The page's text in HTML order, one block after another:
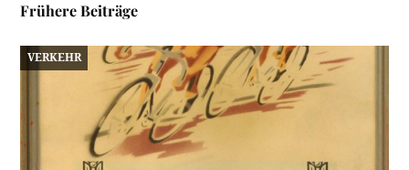
Frühere Beiträge
VERKEHR